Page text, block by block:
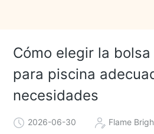
Cómo elegir la
para piscina
necesidades
2026-06-30 Flame